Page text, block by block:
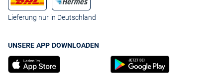
Lieferung nur in Deutschland
UNSERE APP DOWNLOADEN